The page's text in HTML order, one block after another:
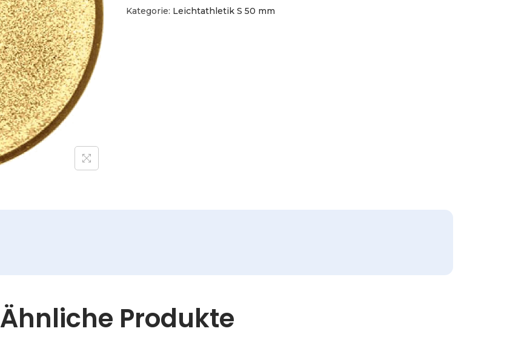
Kategorie: Leichtathletik S 50 mm
Ähnliche Produkte